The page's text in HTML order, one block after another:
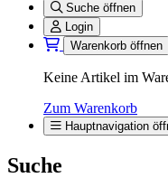
Suche öffnen
Login
Warenkorb öffnen
Keine Artikel im
Zum Warenkorb
Hauptnavigation
Suche